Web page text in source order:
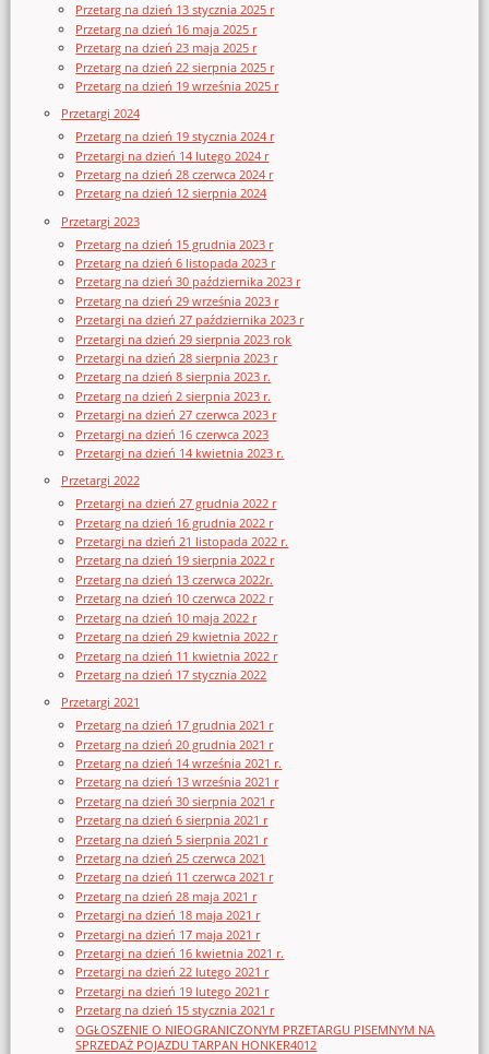
Przetarg na dzień 13 stycznia 2025 r
Przetarg na dzień 16 maja 2025 r
Przetarg na dzień 23 maja 2025 r
Przetarg na dzień 22 sierpnia 2025 r
Przetarg na dzień 19 września 2025 r
Przetargi 2024
Przetarg na dzień 19 stycznia 2024 r
Przetargi na dzień 14 lutego 2024 r
Przetarg na dzień 28 czerwca 2024 r
Przetarg na dzień 12 sierpnia 2024
Przetargi 2023
Przetarg na dzień 15 grudnia 2023 r
Przetarg na dzień 6 listopada 2023 r
Przetarg na dzień 30 października 2023 r
Przetarg na dzień 29 września 2023 r
Przetargi na dzień 27 października 2023 r
Przetargi na dzień 29 sierpnia 2023 rok
Przetargi na dzień 28 sierpnia 2023 r
Przetarg na dzień 8 sierpnia 2023 r.
Przetarg na dzień 2 sierpnia 2023 r.
Przetargi na dzień 27 czerwca 2023 r
Przetargi na dzień 16 czerwca 2023
Przetargi na dzień 14 kwietnia 2023 r.
Przetargi 2022
Przetargi na dzień 27 grudnia 2022 r
Przetarg na dzień 16 grudnia 2022 r
Przetargi na dzień 21 listopada 2022 r.
Przetarg na dzień 19 sierpnia 2022 r
Przetarg na dzień 13 czerwca 2022r.
Przetarg na dzień 10 czerwca 2022 r
Przetarg na dzień 10 maja 2022 r
Przetarg na dzień 29 kwietnia 2022 r
Przetarg na dzień 11 kwietnia 2022 r
Przetarg na dzień 17 stycznia 2022
Przetargi 2021
Przetarg na dzień 17 grudnia 2021 r
Przetarg na dzień 20 grudnia 2021 r
Przetarg na dzień 14 września 2021 r.
Przetarg na dzień 13 września 2021 r
Przetarg na dzień 30 sierpnia 2021 r
Przetarg na dzień 6 sierpnia 2021 r
Przetarg na dzień 5 sierpnia 2021 r
Przetarg na dzień 25 czerwca 2021
Przetarg na dzień 11 czerwca 2021 r
Przetarg na dzień 28 maja 2021 r
Przetargi na dzień 18 maja 2021 r
Przetargi na dzień 17 maja 2021 r
Przetargi na dzień 16 kwietnia 2021 r.
Przetargi na dzień 22 lutego 2021 r
Przetargi na dzień 19 lutego 2021 r
Przetarg na dzień 15 stycznia 2021 r
OGŁOSZENIE O NIEOGRANICZONYM PRZETARGU PISEMNYM NA
SPRZEDAŻ POJAZDU TARPAN HONKER4012